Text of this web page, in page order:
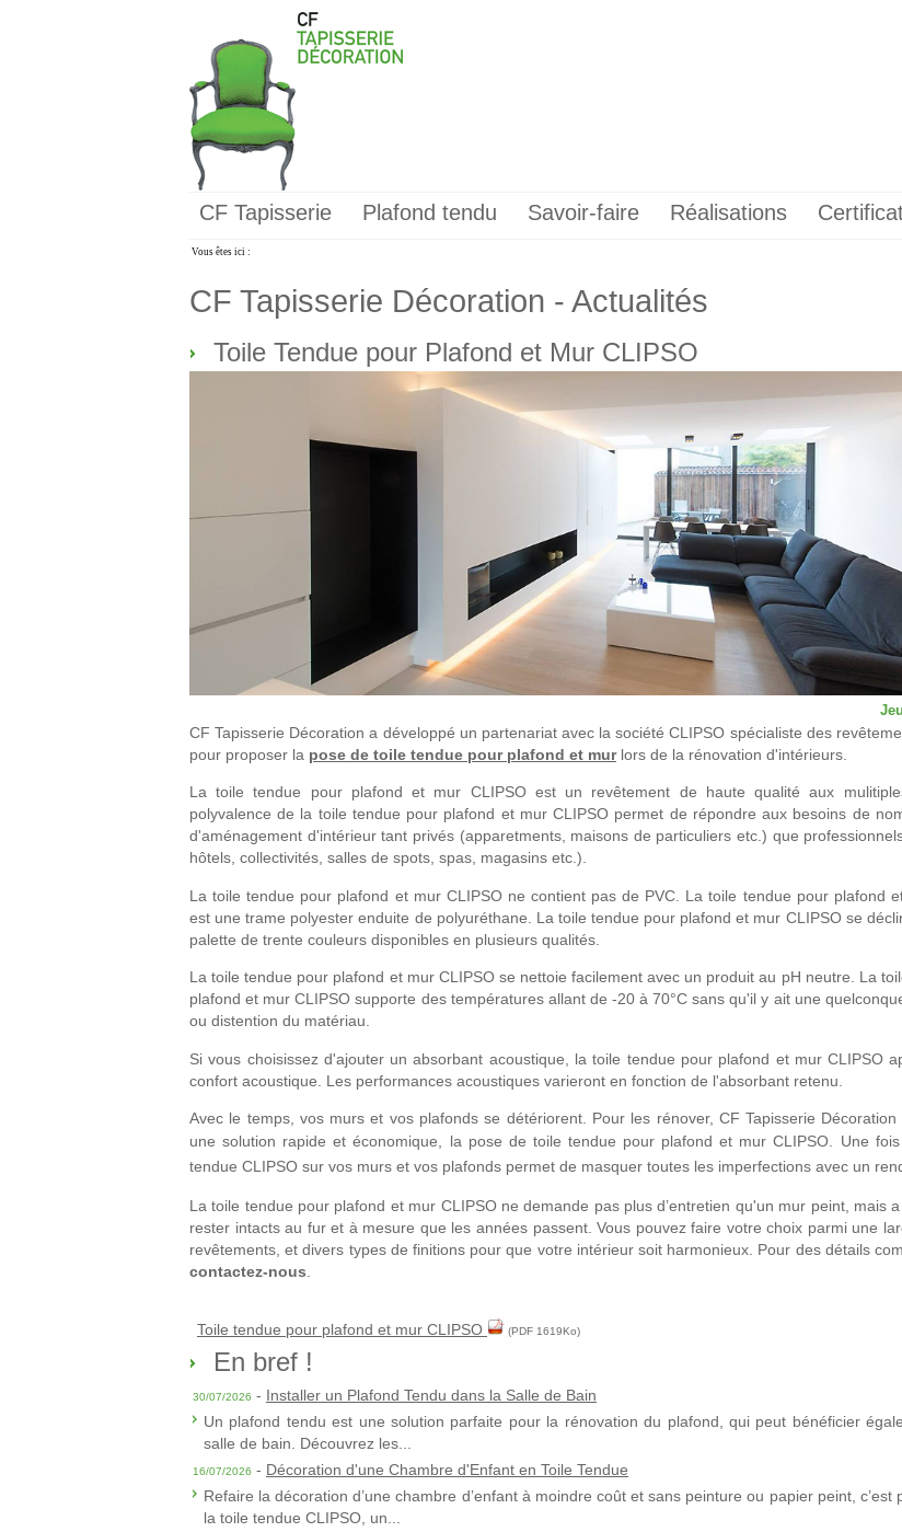
CF Tapisserie Plafond tendu Savoir-faire Réalisations
Vous êtes ici :
CF Tapisserie Décoration - Actualités
Toile Tendue pour Plafond et Mur CLIPSO
CF Tapisserie Décoration a développé un partenariat avec la société CLIPSO spécialiste des
pour proposer la pose de toile tendue pour plafond et murlors de la rénovation d'intérieurs.
La toile tendue pour plafond et mur CLIPSO est un revêtement de haute qualité aux
polyvalence de la toile tendue pour plafond et mur CLIPSO permet de répondre aux besoins de
d'aménagement d'intérieur tant privés (apparetments, maisons de particuliers etc.) que
hôtels, collectivités, salles de spots, spas, magasins etc.).
La toile tendue pour plafond et mur CLIPSO ne contient pas de PVC. La toile tendue pour plafond
est une trame polyester enduite de polyuréthane. La toile tendue pour plafond et mur CLIPSO se
palette de trente couleurs disponibles en plusieurs qualités.
La toile tendue pour plafond et mur CLIPSO se nettoie facilement avec un produit au pH neutre. La
plafond et mur CLIPSO supporte des températures allant de -20 à 70°C sans qu'il y ait une
ou distention du matériau.
Si vous choisissez d'ajouter un absorbant acoustique, la toile tendue pour plafond et mur CLIPSO
confort acoustique. Les performances acoustiques varieront en fonction de l'absorbant retenu.
Avec le temps, vos murs et vos plafonds se détériorent. Pour les rénover, CF Tapisserie Décoration
une solution rapide et économique, la pose de toile tendue pour plafond et mur CLIPSO
Une
tendue CLIPSO sur vos murs et vos plafonds permet de masquer toutes les imperfections avec un
La toile tendue pour plafond et mur CLIPSO ne demande pas plus d’entretien qu'un mur peint, mais a
rester intacts au fur et à mesure que les années passent. Vous pouvez faire votre choix parmi une
revêtements, et divers types de finitions pour que votre intérieur soit harmonieux. Pour des détails
contactez-nous.
Toile tendue pour plafond et mur CLIPSO (PDF 1619Ko)
En bref !
30/07/2026 - Installer un Plafond Tendu dans la Salle de Bain
Un plafond tendu est une solution parfaite pour la rénovation du plafond, qui peut bénéficier
salle de bain. Découvrez les...
16/07/2026 - Décoration d'une Chambre d'Enfant en Toile Tendue
Refaire la décoration d’une chambre d’enfant à moindre coût et sans peinture ou papier peint, c’est
la toile tendue CLIPSO, un...